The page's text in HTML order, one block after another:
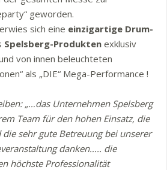
geworden.
sich eine einzigartige Drum-
Spelsberg-Produktenexklusiv
von innen beleuchteten
als „DIE“ Mega-Performance !
„…das Unternehmen Spelsberg
Team für den hohen Einsatz, die
sehr gute Betreuung bei unserer
danken….. die
höchste Professionalität